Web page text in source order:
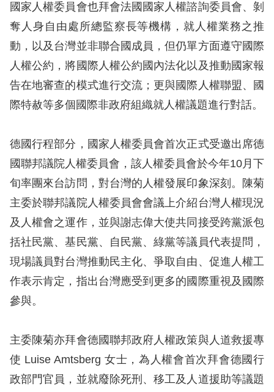
無
障
快
捷
鍵
選
擇
語
兒少版
回
頁
國家人權委員會也拜會法國國家人權諮詢委員會、剝
奪人身自由處所總監察長等機構，就人權業務之推
動，以及台灣並非聯合國成員，但仍單方面遵守國際
人權公約，將國際人權公約國內法化以及推動國家報
告在地審查的模式進行交流；更與國際人權聯盟、國
際特赦等多個國際非政府組織就人權議題進行對話。
德國行程部分，國家人權委員會首次正式受邀出席德
國聯邦議院人權委員會，該人權委員會於今年10月下
旬率團來台訪問，對台灣的人權發展印象深刻。陳菊
主委於聯邦議院人權委員會會議上介紹台灣人權現況
及人權會之運作，並與謝志偉大使共同接受跨黨派包
括社民黨、基民黨、自民黨、綠黨等議員代表提問，
現場議員對台灣推動民主化、爭取自由、促進人權工
作表示肯定，指出台灣應受到更多的國際重視及國際
參與。
主委陳菊亦拜會德國聯邦政府人權政策與人道救援專
使 Luise Amtsberg 女士，為人權會首次拜會德國行
政部門官員，並就廢除死刑、移工及人道援助等議題